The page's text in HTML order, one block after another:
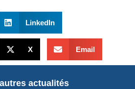
LinkedIn
X Email
actualités